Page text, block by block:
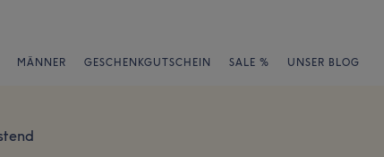
MÄNNER GESCHENKGUTSCHEIN SALE % UNSER BLOG